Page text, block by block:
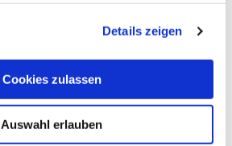
Details zeigen
Cookies zulassen
Auswahl erlauben
Elemente enthalten,
Massage (eine chinesische
westliche
wieChiropraktik
Therapiesowie
beinhaltet) oder